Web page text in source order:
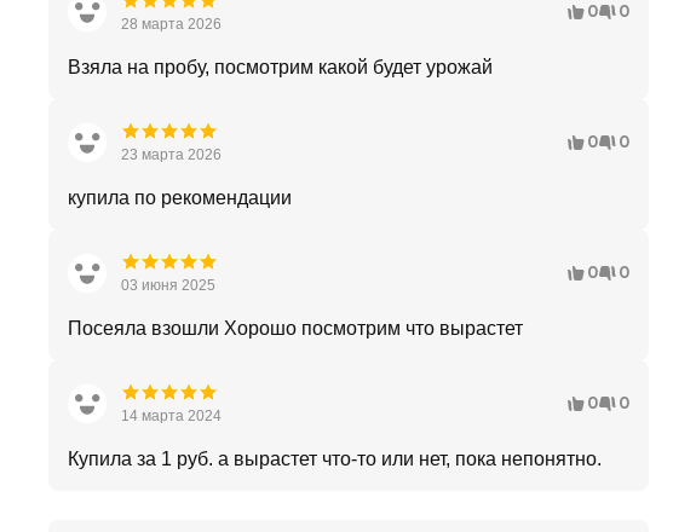
28 марта 2026
0 0
Взяла на пробу, посмотрим какой будет урожай
23 марта 2026
0 0
купила по рекомендации
03 июня 2025
0 0
Посеяла взошли Хорошо посмотрим что вырастет
14 марта 2024
0 0
Купила за 1 руб. а вырастет что-то или нет, пока непонятно.